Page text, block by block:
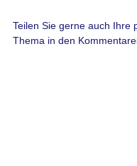
Teilen Sie gerne auch Ihre
Thema in den